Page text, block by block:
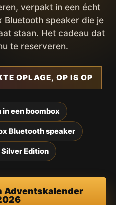
verpakt in een écht
Bluetooth speaker die je
staan. Het cadeau dat
te reserveren.
OPLAGE, OP IS OP
een boombox
Bluetooth speaker
Edition
Adventskalender